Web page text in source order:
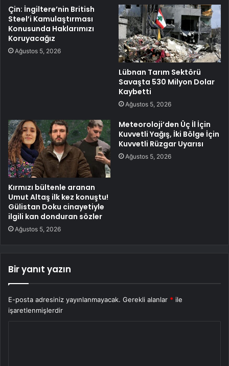
Çin: İngiltere’nin British
Steel’i Kamulaştırması
Konusunda Haklarımızı
Koruyacağız
Ağustos 5, 2026
Lübnan Tarım Sektörü
Savaşta 530 Milyon Dolar
Kaybetti
Ağustos 5, 2026
Kırmızı bültenle aranan
Umut Altaş ilk kez konuştu!
Gülistan Doku cinayetiyle
ilgili kan donduran sözler
Ağustos 5, 2026
Meteoroloji’den Üç İl İçin
Kuvvetli Yağış, İki Bölge İçin
Kuvvetli Rüzgar Uyarısı
Ağustos 5, 2026
Bir yanıt yazın
E-posta adresiniz yayınlanmayacak. Gerekli alanlar * ile
işaretlenmişlerdir